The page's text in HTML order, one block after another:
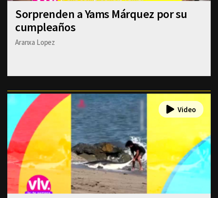
Sorprenden a Yams Márquez por su
cumpleaños
Aranxa Lopez